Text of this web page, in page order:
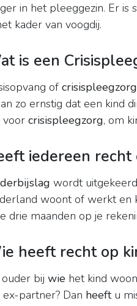
in het pleeggezin. Er is
kader van voogdij.
is een
of crisispleegzorg
zo ernstig dat een kind
voor crisispleegzorg, om
iedereen
wordt
woont of werkt en
drie maanden op je
heeft recht op
bij wie het kind
partner? Dan heeftu